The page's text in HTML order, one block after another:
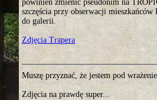
powinien zmienić pseudonim na
szczęścia przy obserwacji
do galerii.
Zdjęcia Trapera
Muszę przyznać, że jestem pod
Zdjęcia na prawdę super...